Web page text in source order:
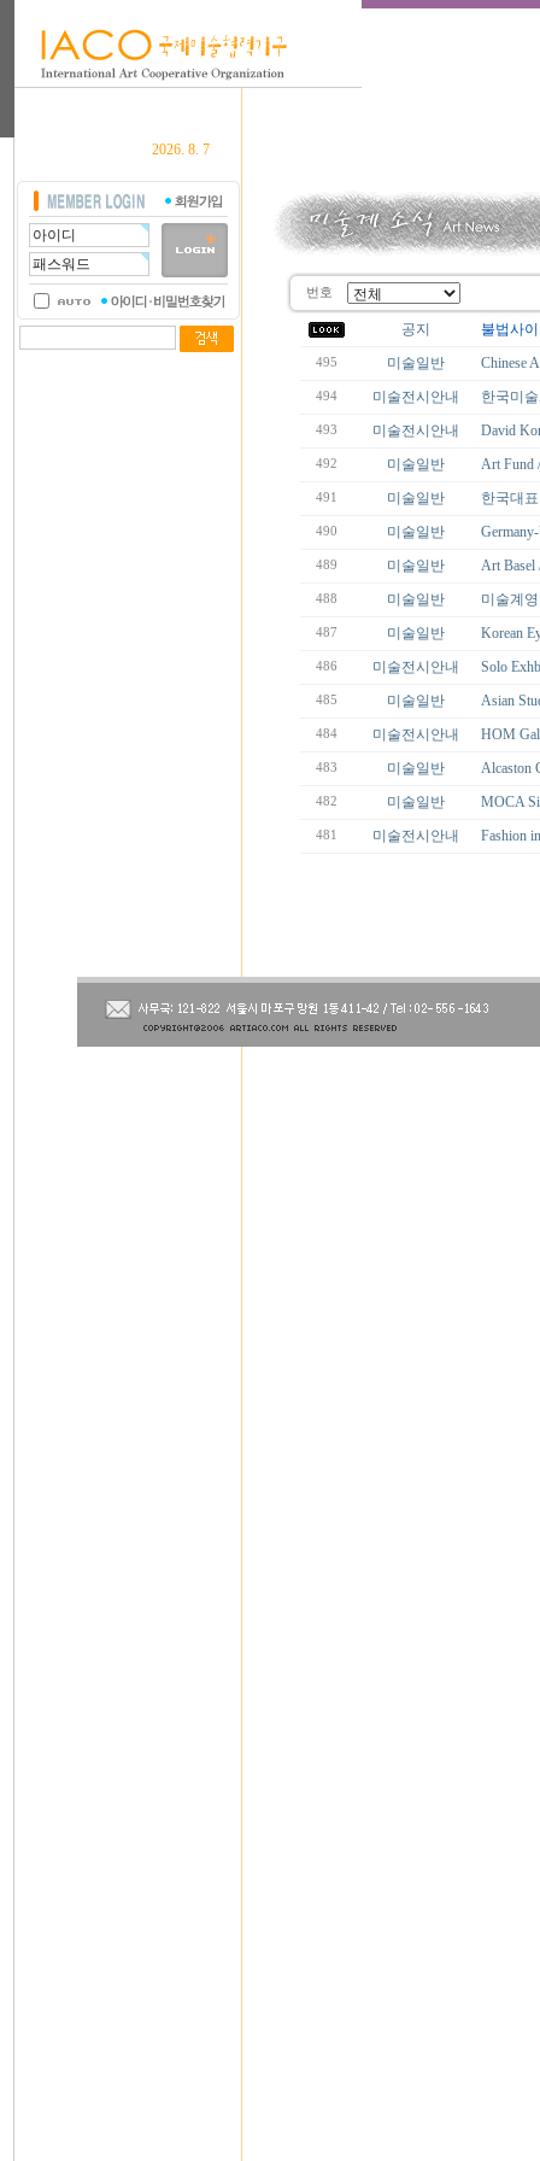
2026. 8. 7
번호
공지 불법사
495 미술일반 Chinese
494 미술전시안내 한국미
493 미술전시안내 David
492 미술일반 Art Fund
491 미술일반 한국대
490 미술일반
489 미술일반 Art Basel
488 미술일반 미술계
487 미술일반 Korean
486 미술전시안내 Solo
485 미술일반 Asian
484 미술전시안내 HOM
483 미술일반 Alcaston
482 미술일반 MOCA
481 미술전시안내 Fashion